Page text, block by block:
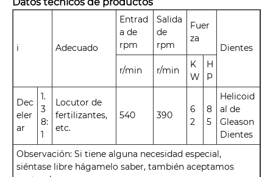
i Adecuado
Entrad
a de
rpm
Salida
de
rpm
Fuer
za
Dientes
r/min r/min
K
W
H
P
Dec
eler
ar
1.
3
8:
1
Locutor de
fertilizantes,
etc.
540 390
6
2
8
5
Helicoid
al de
Gleason
Dientes
Observación: Si tiene alguna necesidad especial,
siéntase libre hágamelo saber, también aceptamos